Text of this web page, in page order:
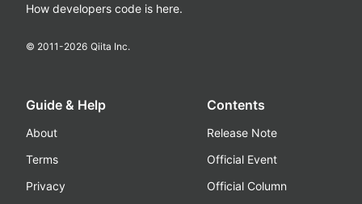
How developers code is here.
© 2011-2026 Qiita Inc.
Guide & Help
About
Terms
Privacy
Contents
Release Note
Official Event
Official Column